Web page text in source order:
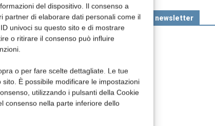
del dispositivo. Il consenso a
partner di elaborare dati personali come il
univoci su questo sito e di mostrare
o ritirare il consenso può influire
o per fare scelte dettagliate. Le tue
È possibile modificare le impostazioni
utilizzando i pulsanti della Cookie
consenso nella parte inferiore dello
la tutela
Iscriviti alla newsletter